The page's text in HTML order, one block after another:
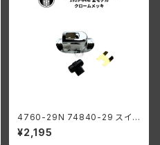
4760-29N 74840-29 スイッ
チ ヘッドライト 配線なし ハーレ
ーダビッドソン 1929-64年 全
¥2,195